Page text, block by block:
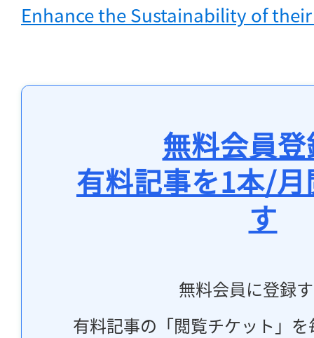
Enhance the Sustainability of
無料会員
有料記事を1本/
す
無料会員に登録
有料記事の「閲覧チケット」